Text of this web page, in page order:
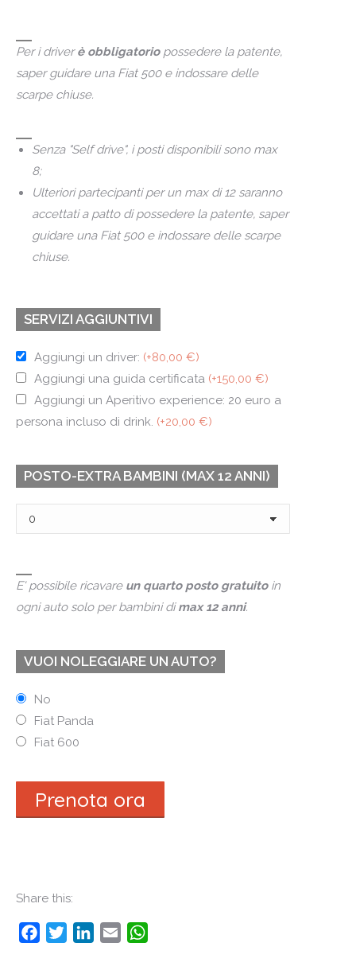
Per i driverè obbligatoriopossedere la patente,
saper guidare una Fiat 500 e indossare delle
scarpe chiuse.
Senza "Self drive", i posti disponibili sono max
8;
Ulteriori partecipanti per un max di 12 saranno
accettati a patto di possedere la patente, saper
guidare una Fiat 500 e indossare delle scarpe
chiuse.
SERVIZI AGGIUNTIVI
Aggiungi un driver: (+80,00 €)
Aggiungi una guida certificata (+150,00 €)
Aggiungi un Aperitivo experience: 20 euro a
persona incluso di drink. (+20,00 €)
POSTO-EXTRA BAMBINI (MAX 12 ANNI)
E' possibile ricavare un quarto posto gratuitoin
ogni auto solo per bambini dimax 12 anni.
VUOI NOLEGGIARE UN AUTO?
No
Fiat Panda
Fiat 600
Prenota ora
Share this:
FacebookTwitterLinkedIn
Email